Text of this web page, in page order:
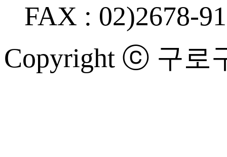
FAX : 02)2678-
Copyright ⓒ 구로